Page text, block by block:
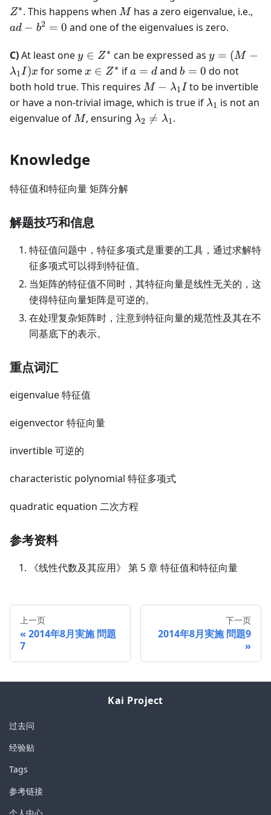
Z^*
Mx
Z∗. This happens whenM
M has a zero eigenvalue, i.e.,
= 0
ad − b2 = 0 and one of the eigenvalues is zero.
C)At least oney
\in
Z^*
y ∈ Z∗ can be expressed as y = (M -
\lambda_1
I)x
y = (M −
λ1I)x for some x
\in
Z^*
x ∈ Z∗ ifa=d
a = d andb=0
b = 0 do not
both hold true. This requires M -
\lambda_1
M − λ1Ito be invertible
or have a non-trivial image, which is true if \lambda_1
λ1 is not an
eigenvalue of M
M, ensuring \lambda_2
λ2 
= λ1.
Knowledge
特征值和特征向量 矩阵分解
解题技巧和信息
特征值问题中，特征多项式是重要的工具，通过求解特
征多项式可以得到特征值。
当矩阵的特征值不同时，其特征向量是线性无关的，这
使得特征向量矩阵是可逆的。
在处理复杂矩阵时，注意到特征向量的规范性及其在不
同基底下的表示。
重点词汇
eigenvalue 特征值
eigenvector 特征向量
invertible 可逆的
characteristic polynomial 特征多项式
quadratic equation 二次方程
参考资料
《线性代数及其应用》 第 5 章 特征值和特征向量
上一页
2014年8月実施 問題
7
下一页
2014年8月実施 問題9
Kai Project
过去问
经验贴
Tags
参考链接